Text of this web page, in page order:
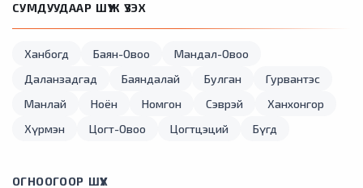
СУМДУУДААР ШҮҮЖ ҮЗЭХ
Ханбогд Баян-Овоо
Мандал-Овоо
Даланзадгад
Баяндалай Булган
Гурвантэс
Манлай
Ноён Номгон Сэврэй
Ханхонгор
Хүрмэн
Цогт-Овоо Цогтцэций Бүгд
ОГНООГООР ШҮҮХ